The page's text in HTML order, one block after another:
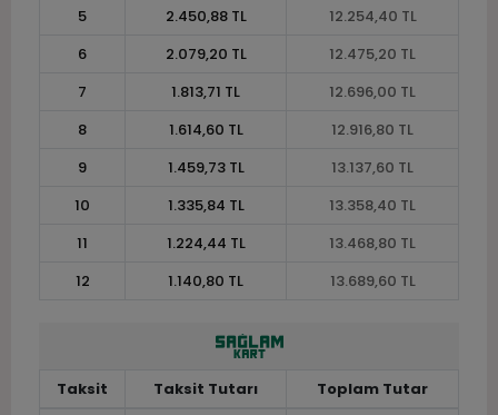
5
2.450,88 TL
12.254,40 TL
6
2.079,20 TL
12.475,20 TL
7
1.813,71 TL
12.696,00 TL
8
1.614,60 TL
12.916,80 TL
9
1.459,73 TL
13.137,60 TL
10
1.335,84 TL
13.358,40 TL
11
1.224,44 TL
13.468,80 TL
12
1.140,80 TL 13.689,60 TL
Taksit Taksit Tutarı
Toplam Tutar